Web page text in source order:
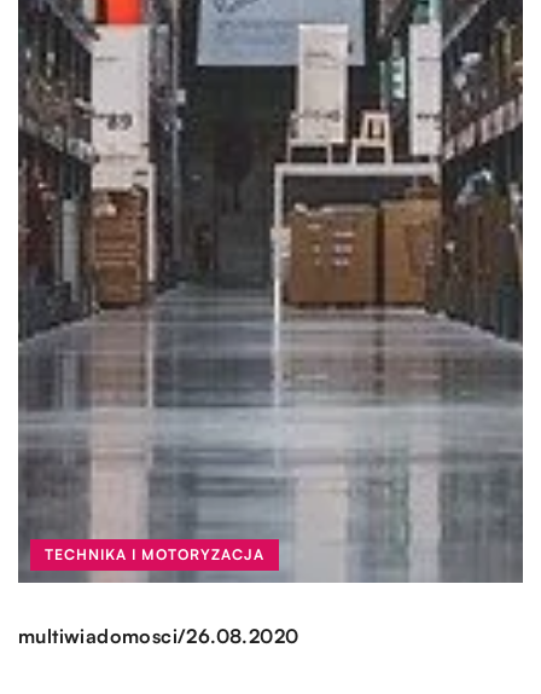
TECHNIKA I MOTORYZACJA
multiwiadomosci/26.08.2020